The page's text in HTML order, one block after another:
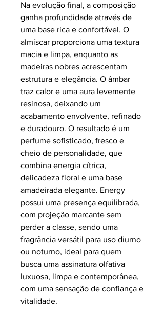
Na evolução final, a composição
ganha profundidade através de
uma base rica e confortável. O
almíscar proporciona uma textura
macia e limpa, enquanto as
madeiras nobres acrescentam
estrutura e elegância. O âmbar
traz calor e uma aura levemente
resinosa, deixando um
acabamento envolvente, refinado
e duradouro. O resultado é um
perfume sofisticado, fresco e
cheio de personalidade, que
combina energia cítrica,
delicadeza floral e uma base
amadeirada elegante. Energy
possui uma presença equilibrada,
com projeção marcante sem
perder a classe, sendo uma
fragrância versátil para uso diurno
ou noturno, ideal para quem
busca uma assinatura olfativa
luxuosa, limpa e contemporânea,
com uma sensação de confiança e
vitalidade.